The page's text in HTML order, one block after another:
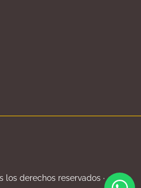
los derechos reservados ·